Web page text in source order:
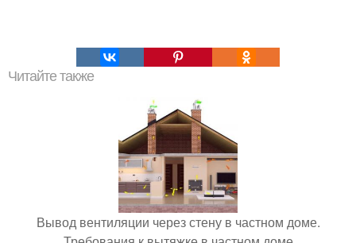
Читайте также
Вывод вентиляции через стену в частном доме.